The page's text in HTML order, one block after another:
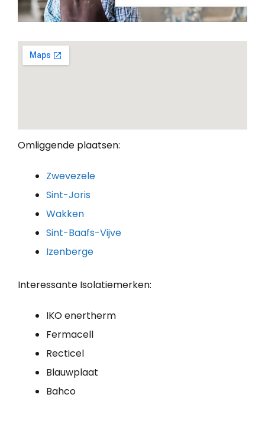
Omliggende plaatsen:
Zwevezele
Sint-Joris
Wakken
Sint-Baafs-Vijve
Izenberge
Interessante Isolatiemerken:
IKO enertherm
Fermacell
Recticel
Blauwplaat
Bahco